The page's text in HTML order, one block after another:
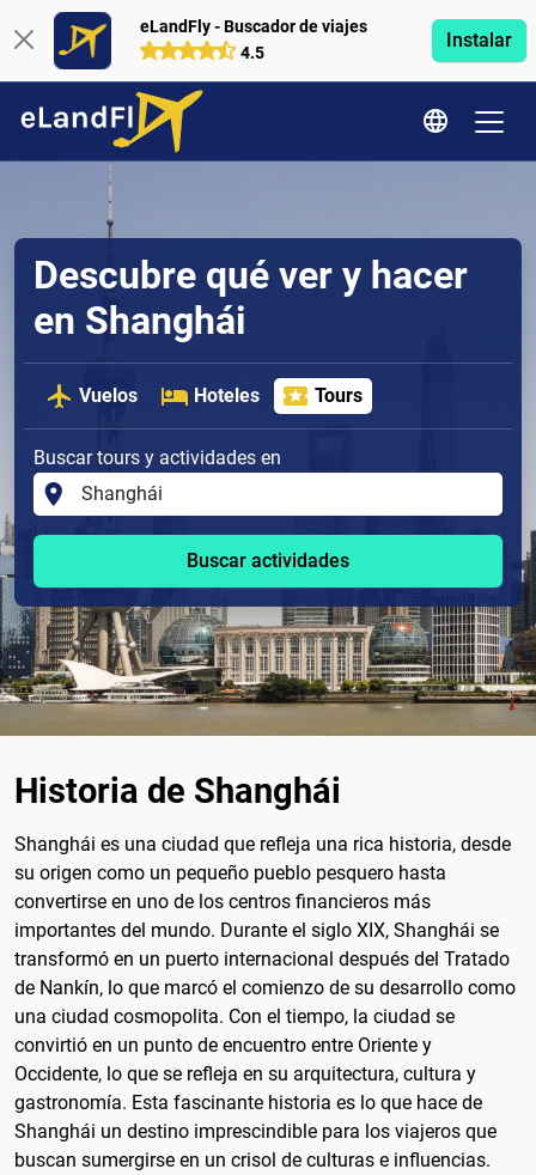
eLandFly - Buscador de viajes
4.5
Instalar
Descubre qué ver y hacer
en Shanghái
Vuelos Hoteles Tours
Buscar tours y actividades en
Buscar actividades
Historia de Shanghái
Shanghái es una ciudad que refleja una rica historia, desde
su origen como un pequeño pueblo pesquero hasta
convertirse en uno de los centros financieros más
importantes del mundo. Durante el siglo XIX, Shanghái se
transformó en un puerto internacional después del Tratado
de Nankín, lo que marcó el comienzo de su desarrollo como
una ciudad cosmopolita. Con el tiempo, la ciudad se
convirtió en un punto de encuentro entre Oriente y
Occidente, lo que se refleja en su arquitectura, cultura y
gastronomía. Esta fascinante historia es lo que hace de
Shanghái un destino imprescindible para los viajeros que
buscan sumergirse en un crisol de culturas e influencias.